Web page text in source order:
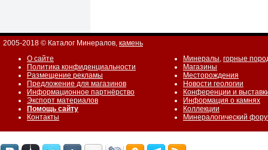
2005-2018 © Каталог Минералов, камень
О сайте
Политика конфиденциальности
Размещение рекламы
Предложение для магазинов
Информационное партнёрство
Экспорт материалов
Помощь сайту
Контакты
Минералы, горные
Магазины
Месторождения
Новости геологии
Конференции и
Информация о камнях
Коллекции
Минералогический